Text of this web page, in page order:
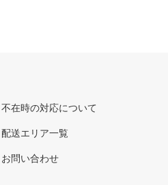
不在時の対応について
配送エリア一覧
お問い合わせ